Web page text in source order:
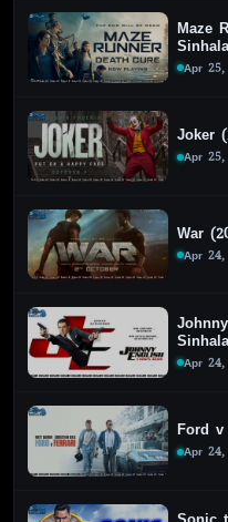
Maze
Apr 25,
Joker
Apr 25,
War
Apr 24,
Apr 24,
Ford v
Apr 24,